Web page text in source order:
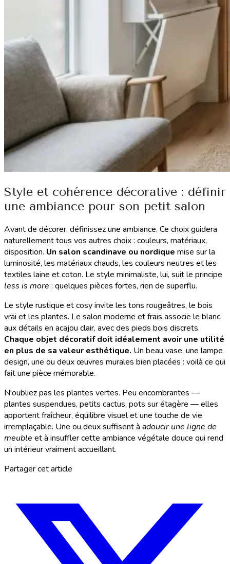
Style et cohérence décorative : définir
une ambiance pour son petit salon
Avant de décorer, définissez une ambiance. Ce choix guidera
naturellement tous vos autres choix : couleurs, matériaux,
disposition. Un salon scandinave ou nordique mise sur la
luminosité, les matériaux chauds, les couleurs neutres et les
textiles laine et coton. Le style minimaliste, lui, suit le principe
less is more : quelques pièces fortes, rien de superflu.
Le style rustique et cosy invite les tons rougeâtres, le bois
vrai et les plantes. Le salon moderne et frais associe le blanc
aux détails en acajou clair, avec des pieds bois discrets.
Chaque objet décoratif doit idéalement avoir une utilité
en plus de sa valeur esthétique. Un beau vase, une lampe
design, une ou deux œuvres murales bien placées : voilà ce qui
fait une pièce mémorable.
N'oubliez pas les plantes vertes. Peu encombrantes —
plantes suspendues, petits cactus, pots sur étagère — elles
apportent fraîcheur, équilibre visuel et une touche de vie
irremplaçable. Une ou deux suffisent à adoucir une ligne de
meuble et à insuffler cette ambiance végétale douce qui rend
un intérieur vraiment accueillant.
Partager cet article